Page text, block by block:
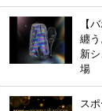
【
纏
新
場
ス